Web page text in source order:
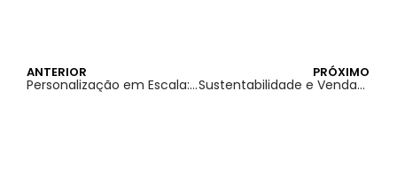
ANTERIOR
Personalização em Escala: Como os Avanços Tecnológicos Estão Moldando o Mercado Gráfico em 2025
PRÓXIMO
Sustentabilidade e Vendas: Como as Revistas Ecológicas Estão Conquistando o Mercado